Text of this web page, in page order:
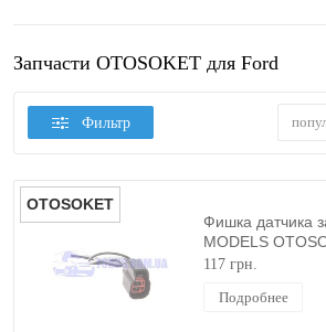
Запчасти OTOSOKET для Ford
Фильтр
OTOSOKET
Фишка датчика
MODELS
117 грн.
Подробнее